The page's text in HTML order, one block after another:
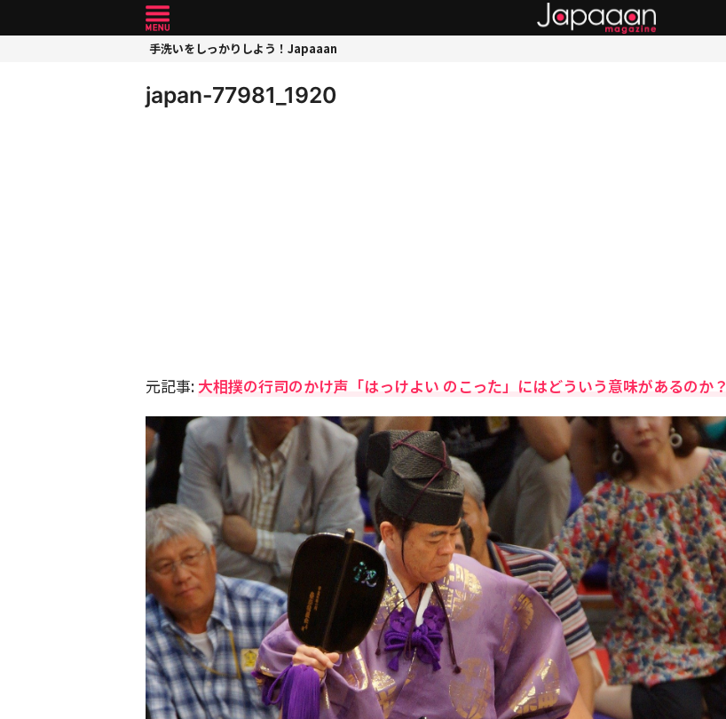
手洗いをしっかりしよう！Japaaan
japan-77981_1920
元記事:大相撲の行司のかけ声「はっけよい のこった」にはどういう意味があるのか？